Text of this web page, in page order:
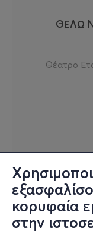
κορυφαία
στην
ΘΕΛΩ
Θέατρο